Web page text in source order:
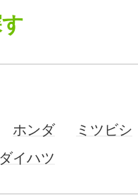
ホンダ
ミツビシ
ダイハツ